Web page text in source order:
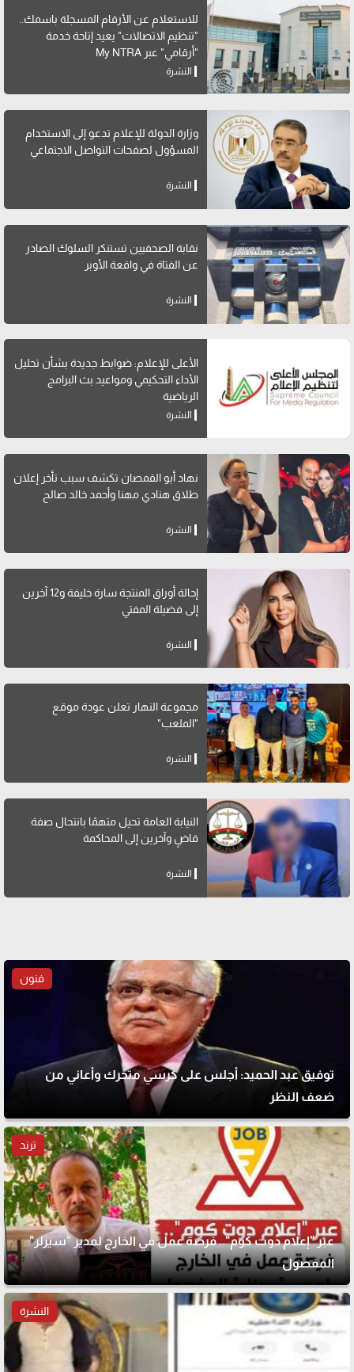
للاستعلام عن الأرقام المسجلة باسمك..
"تنظيم الاتصالات" يعيد إتاحة خدمة
"أرقامي" عبر My NTRA
النشرة
وزارة الدولة للإعلام تدعو إلى الاستخدام
المسؤول لصفحات التواصل الاجتماعي
النشرة
نقابة الصحفيين تستنكر السلوك الصادر
عن الفتاة في واقعة الأوبر
النشرة
الأعلى للإعلام: ضوابط جديدة بشأن تحليل
الأداء التحكيمي ومواعيد بث البرامج
الرياضية
النشرة
نهاد أبو القمصان تكشف سبب تأخر إعلان
طلاق هنادي مهنا وأحمد خالد صالح
النشرة
إحالة أوراق المنتجة سارة خليفة و12 آخرين
إلى فضيلة المفتي
النشرة
مجموعة النهار تعلن عودة موقع
"الملعب"
النشرة
النيابة العامة تحيل متهمًا بانتحال صفة
قاضٍ وآخرين إلى المحاكمة
النشرة
فنون
توفيق عبد الحميد: أجلس على كرسي متحرك وأعاني من
ضعف النظر
ترند
عبر "إعلام دوت كوم".. فرصة عمل في الخارج لمدير "سيزلر"
المفصول
النشرة